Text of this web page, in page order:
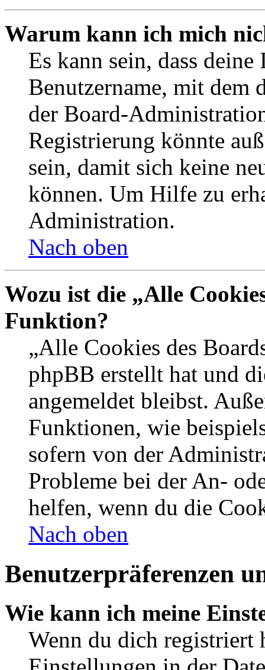
Warum kann ich mich
Es kann sein, dass
Benutzername, mit dem
der Board-
Registrierung könnte
sein, damit sich keine
können. Um Hilfe zu
Administration.
Nach oben
Wozu ist die „Alle
Funktion?
„Alle Cookies des
phpBB erstellt hat und
angemeldet bleibst.
Funktionen, wie
sofern von der
Probleme bei der An-
helfen, wenn du die
Nach oben
Benutzerpräferenzen
Wie kann ich meine
Wenn du dich registriert